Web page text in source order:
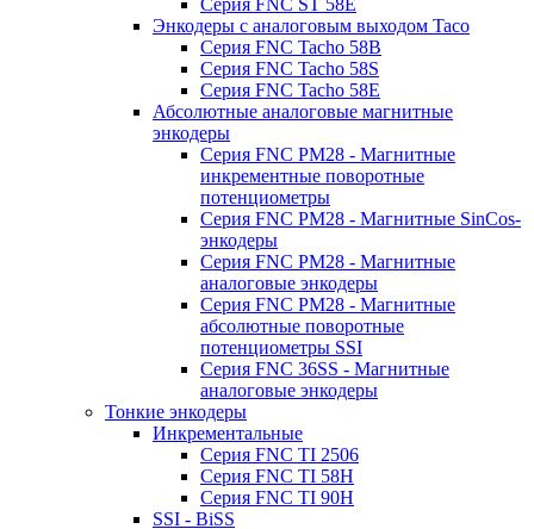
Серия FNC ST 58E
Энкодеры с аналоговым выходом Taco
Серия FNC Tacho 58B
Серия FNC Tacho 58S
Серия FNC Tacho 58E
Абсолютные аналоговые магнитные
энкодеры
Серия FNC PM28 - Магнитные
инкрементные поворотные
потенциометры
Серия FNC PM28 - Магнитные SinCos-
энкодеры
Серия FNC PM28 - Магнитные
аналоговые энкодеры
Серия FNC PM28 - Магнитные
абсолютные поворотные
потенциометры SSI
Серия FNC 36SS - Магнитные
аналоговые энкодеры
Тонкие энкодеры
Инкрементальные
Серия FNC TI 2506
Серия FNC TI 58H
Серия FNC TI 90H
SSI - BiSS